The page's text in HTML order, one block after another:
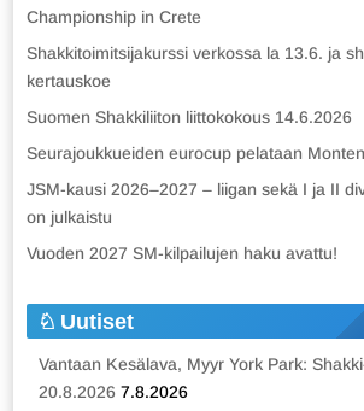
Championship in Crete
Shakkitoimitsijakurssi verkossa la 13.6. ja
kertauskoe
Suomen Shakkiliiton liittokokous 14.6.2026
Seurajoukkueiden eurocup pelataan
JSM-kausi 2026–2027 – liigan sekä I ja II
on julkaistu
Vuoden 2027 SM-kilpailujen haku avattu!
Uutiset
Vantaan Kesälava, Myyr York Park:
20.8.2026 7.8.2026